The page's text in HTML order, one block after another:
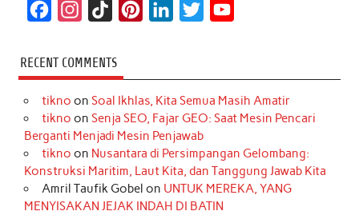
c
e
b
o
k
s
t
a
r
a
m
k
T
o
k
t
e
r
e
s
t
k
e
d
I
n
t
t
r
T
u
e
RECENT COMMENTS
tikno on Soal Ikhlas, Kita Semua Masih Amatir
tikno on Senja SEO, Fajar GEO: Saat Mesin Pencari
Berganti Menjadi Mesin Penjawab
tikno on Nusantara di Persimpangan Gelombang:
Konstruksi Maritim, Laut Kita, dan Tanggung Jawab Kita
Amril Taufik Gobel on UNTUK MEREKA, YANG
MENYISAKAN JEJAK INDAH DI BATIN